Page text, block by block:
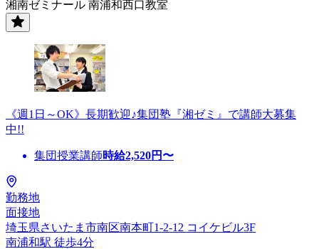
湘南ゼミナール 南浦和西口教室
《週1日～OK》長期歓迎♪集団塾『湘ゼミ』で講師大募集
中!!
集団授業講師時給2,520円〜
勤務地
面接地
埼玉県さいたま市南区南本町1-2-12 コイケビル3F
南浦和駅 徒歩4分